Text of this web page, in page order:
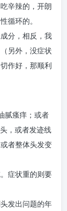
辛辣的，开朗
循环的。
分，相反，我
另外，没症状
作好，那顺利
腻瘙痒；或者
，或者发迹线
者整体头发变
症状重的则要
发出问题的年